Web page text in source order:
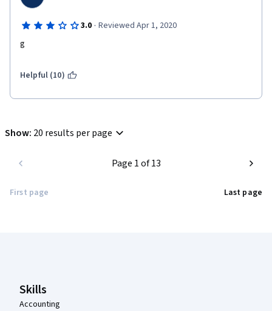
3.0 · Reviewed Apr 1, 2020
g
Helpful (10)
Show: 20 results per page
First page
Page 1 of 13
Last page
Skills
Accounting